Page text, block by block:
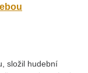
složil hudební